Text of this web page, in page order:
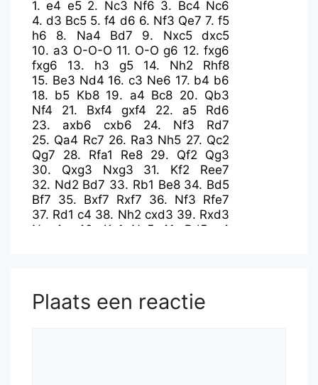
1.e4 e5 2. Nc3 Nf6 3. Bc4 Nc6
4.d3 Bc5 5.f4 d6 6. Nf3 Qe7 7.f5
h6
8. Na4 Bd7 9. Nxc5
dxc5
10. a3 O-O-O 11. O-O g6 12.fxg6
fxg6
13. h3 g5 14. Nh2
Rhf8
15. Be3 Nd4 16. c3 Ne6 17. b4 b6
18. b5 Kb8 19. a4 Bc8 20. Qb3
Nf4
21. Bxf4 gxf4 22. a5
Rd6
23. axb6 cxb6 24. Nf3
Rd7
25. Qa4 Rc7 26. Ra3 Nh5 27. Qc2
Qg7
28. Rfa1 Re8 29. Qf2
Qg3
30. Qxg3 Nxg3 31. Kf2
Ree7
32. Nd2 Bd7 33. Rb1 Be8 34. Bd5
Bf7 35. Bxf7 Rxf7 36. Nf3 Rfe7
37. Rd1 c4 38. Nh2 cxd3 39. Rxd3
Nxe4+
40. Ke1 Nc5 41. Rd5
e4
Plaats een reactie